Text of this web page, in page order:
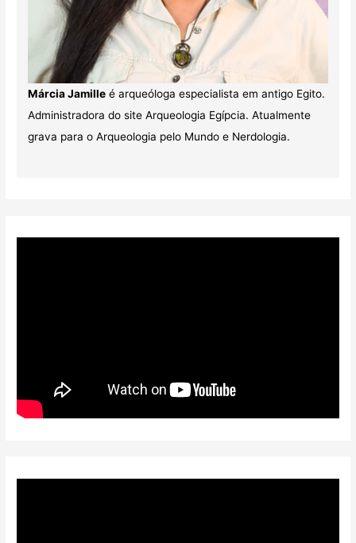
Márcia Jamilleé arqueóloga especialista em antigo Egito.
Administradora do site Arqueologia Egípcia. Atualmente
grava para o Arqueologia pelo Mundo e Nerdologia.